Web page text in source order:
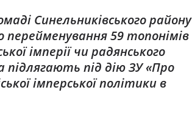
Синельниківського району
перейменування 59 топонімів
імперії чи радянського
під дію ЗУ «Про
імперської політики в